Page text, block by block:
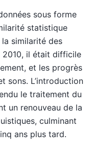
sous forme
statistique
similarité des
2010, il était difficile
et les progrès
sons. L’introduction
le traitement du
un renouveau de la
culminant
ans plus tard.